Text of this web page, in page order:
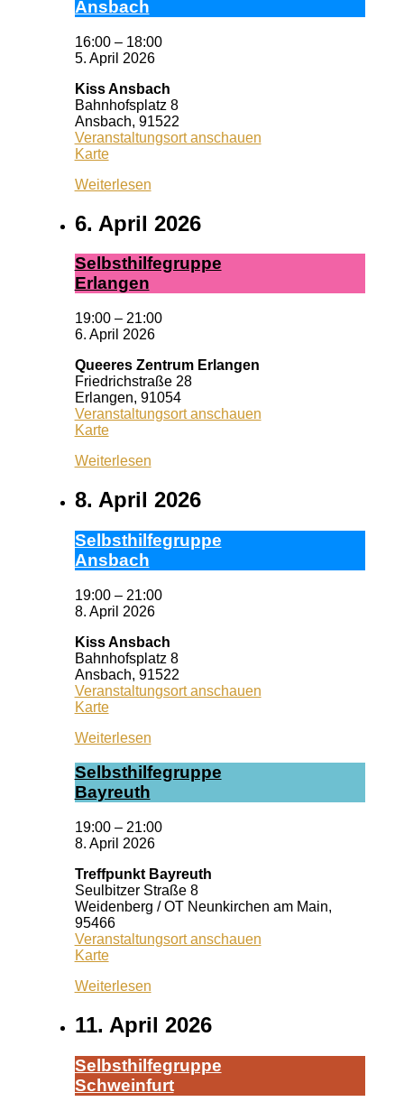
Ans­bach
16:00 – 18:00
5. April 2026
Kiss Ansbach
Bahnhofsplatz 8
Ansbach, 91522
Veranstaltungsort anschauen
KarteKiss
Weiterlesen
6. April 2026
Selbst­hil­fe­grup­pe
Er­lan­gen
19:00 – 21:00
6. April 2026
Queeres Zentrum Erlangen
Friedrichstraße 28
Erlangen, 91054
Veranstaltungsort anschauen
KarteQueeres
Erlangen
Weiterlesen
8. April 2026
Selbst­hil­fe­grup­pe
Ans­bach
19:00 – 21:00
8. April 2026
Kiss Ansbach
Bahnhofsplatz 8
Ansbach, 91522
Veranstaltungsort anschauen
KarteKiss
Weiterlesen
Selbst­hil­fe­grup­pe
Bay­reuth
19:00 – 21:00
8. April 2026
Treffpunkt Bayreuth
Seulbitzer Straße 8
Weidenberg / OT Neunkirchen am Main,
95466
Veranstaltungsort anschauen
KarteTreffpunkt
Weiterlesen
11. April 2026
Selbst­hil­fe­grup­pe
Schwein­furt